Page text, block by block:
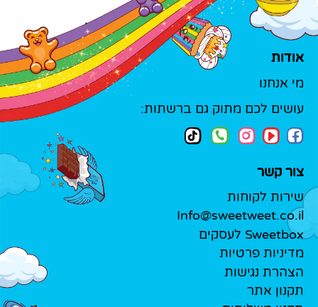
אודות
מי אנחנו
עושים לכם מתוק גם ברשתות:
צור קשר
שירות לקוחות
Info@sweetweet.co.il
Sweetbox לעסקים
מדיניות פרטיות
הצהרת נגישות
תקנון אתר